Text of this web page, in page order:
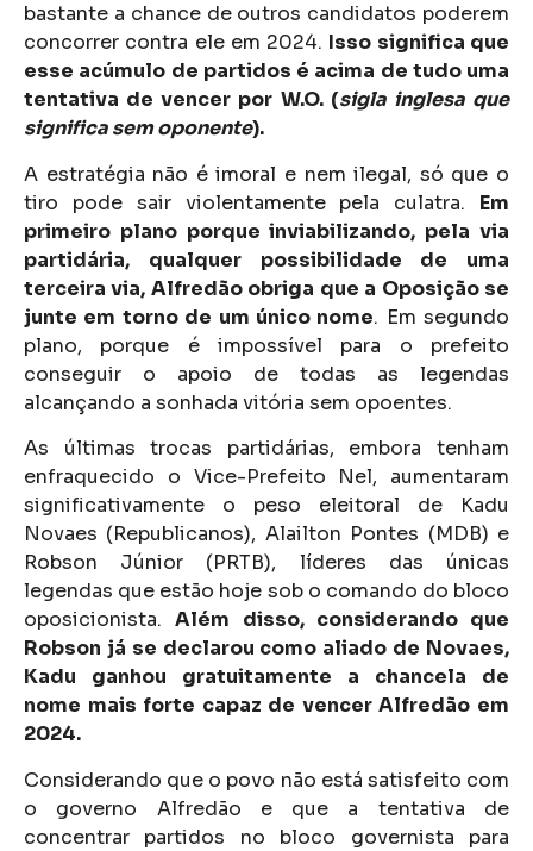
bastante a chance de outros candidatos poderem
concorrer contra ele em 2024. Isso significa que
esse acúmulo de partidos é acima de tudo uma
tentativa de vencer por W.O. (sigla inglesa que
significa sem oponente).
A estratégia não é imoral e nem ilegal, só que o
tiro pode sair violentamente pela culatra. Em
primeiro plano porque inviabilizando, pela via
partidária, qualquer possibilidade de uma
terceira via, Alfredão obriga que a Oposição se
junte em torno de um único nome. Em segundo
plano, porque é impossível para o prefeito
conseguir o apoio de todas as legendas
alcançando a sonhada vitória sem opoentes.
As últimas trocas partidárias, embora tenham
enfraquecido o Vice-Prefeito Nel, aumentaram
significativamente o peso eleitoral de Kadu
Novaes (Republicanos), Alailton Pontes (MDB) e
Robson Júnior (PRTB), líderes das únicas
legendas que estão hoje sob o comando do bloco
oposicionista.Além disso, considerando que
Robson já se declarou como aliado de Novaes,
Kadu ganhou gratuitamente a chancela de
nome mais forte capaz de vencer Alfredão em
2024.
Considerando que o povo não está satisfeito com
o governo Alfredão e que a tentativa de
concentrar partidos no bloco governista para